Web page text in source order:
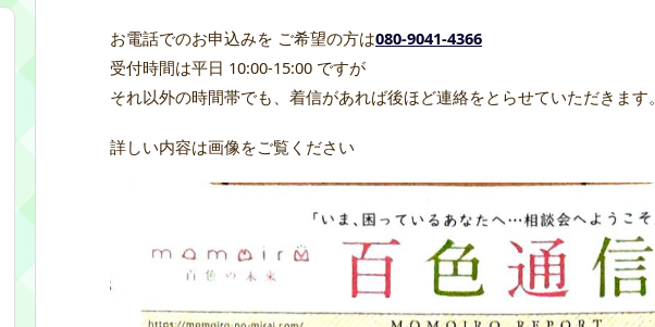
お電話でのお申込みを ご希望の方は080-9041-4366
受付時間は平日 10:00-15:00 ですが
それ以外の時間帯でも、着信があれば後ほど連絡をとらせていただきます。
詳しい内容は画像をご覧ください